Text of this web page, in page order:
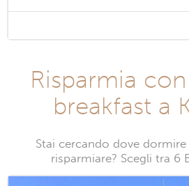
Risparmia
breakfast a
Stai cercando dove
risparmiare? Scegli tra 6